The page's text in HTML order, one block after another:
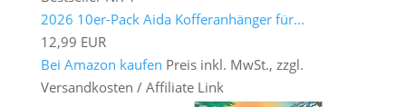
2026 10er-Pack Aida Kofferanhänger für...
12,99 EUR
Bei Amazon kaufen Preis inkl. MwSt., zzgl.
Versandkosten / Affiliate Link